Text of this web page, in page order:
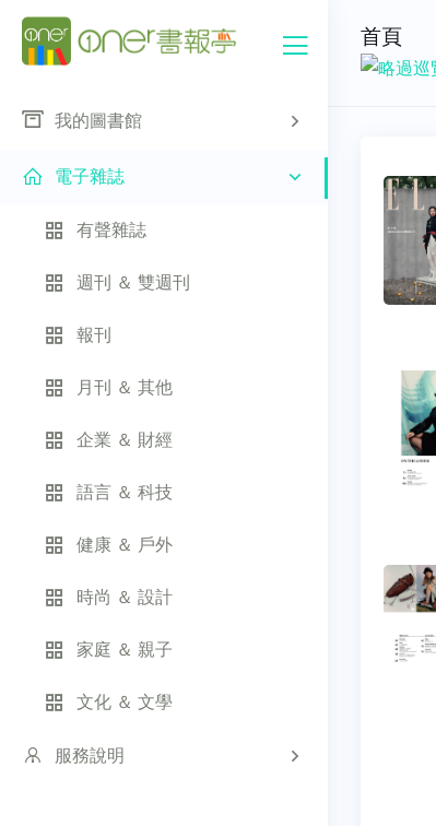
我的圖書館
電子雜誌
有聲雜誌
週刊 ＆ 雙週刊
報刊
月刊 ＆ 其他
企業 ＆ 財經
語言 ＆ 科技
健康 ＆ 戶外
時尚 ＆ 設計
家庭 ＆ 親子
文化 ＆ 文學
服務說明
首頁